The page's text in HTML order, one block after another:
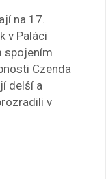
na 17.
v Paláci
spojením
Czenda
delší a
v